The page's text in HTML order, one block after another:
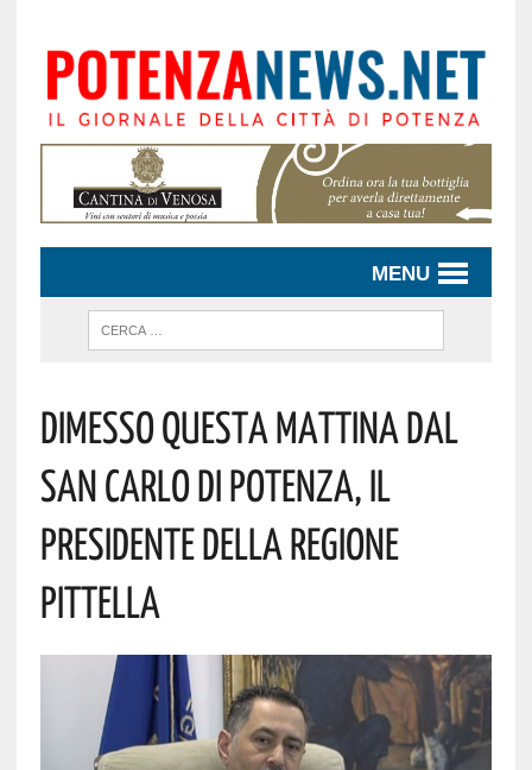
MENU
DIMESSO QUESTA MATTINA DAL
SAN CARLO DI POTENZA, IL
PRESIDENTE DELLA REGIONE
PITTELLA